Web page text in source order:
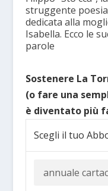
struggente poesia
dedicata alla
Isabella. Ecco le
parole
Sostenere La
(o fare una
è diventato più
Scegli il tuo